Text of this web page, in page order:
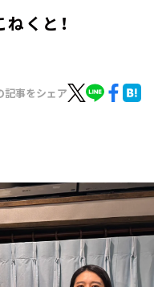
くと！
記事をシェア